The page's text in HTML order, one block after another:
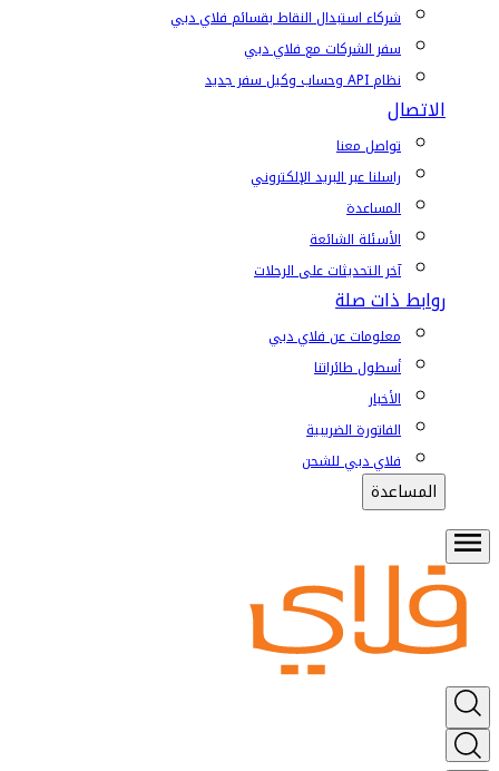
شركاء استبدال النقاط بقسائم فلاي دبي
سفر الشركات مع فلاي دبي
نظام API وحساب وكيل سفر جديد
الاتصال
تواصل معنا
راسلنا عبر البريد الإلكتروني
المساعدة
الأسئلة الشائعة
آخر التحديثات على الرحلات
روابط ذات صلة
معلومات عن فلاي دبي
أسطول طائراتنا
الأخبار
الفاتورة الضريبية
فلاي دبي للشحن
المساعدة